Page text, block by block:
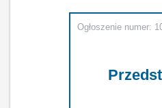
Ogłoszenie numer: